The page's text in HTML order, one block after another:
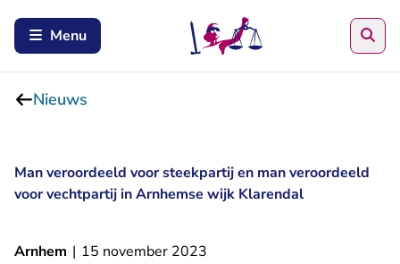
Menu
Nieuws
Man veroordeeld voor steekpartij en man veroordeeld
voor vechtpartij in Arnhemse wijk Klarendal
Arnhem | 15 november 2023